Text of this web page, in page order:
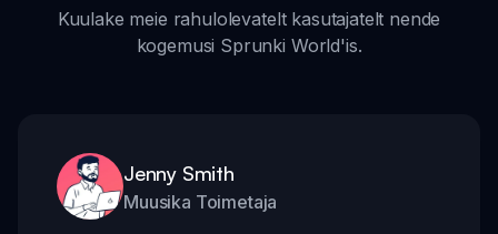
Kuulake meie rahulolevatelt kasutajatelt nende
kogemusi Sprunki World'is.
Jenny Smith
Muusika Toimetaja